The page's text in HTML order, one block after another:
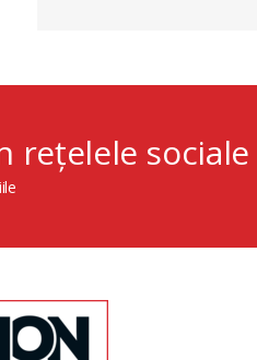
rețelele sociale